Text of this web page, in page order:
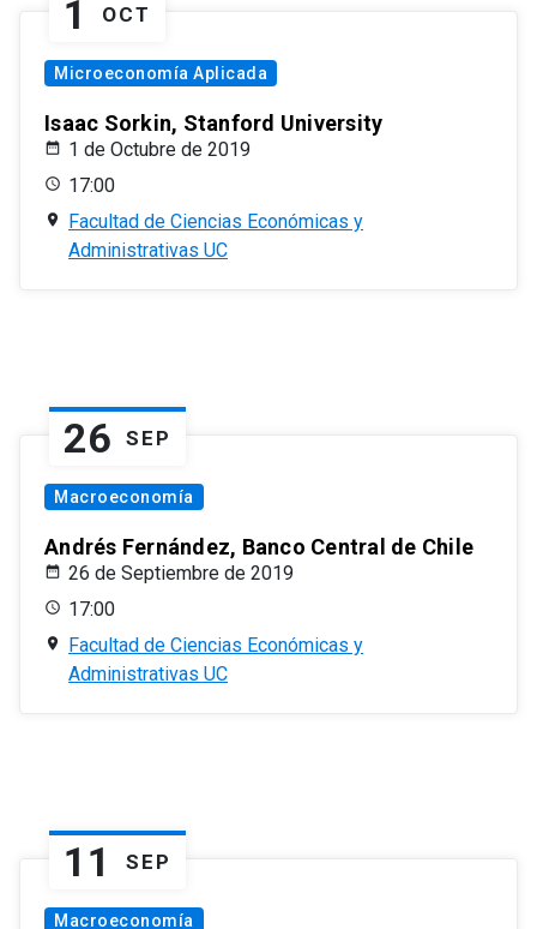
1 OCT
Microeconomía Aplicada
Isaac Sorkin, Stanford University
1 de Octubre de 2019
17:00
Facultad de Ciencias Económicas y
Administrativas UC
26 SEP
Macroeconomía
Andrés Fernández, Banco Central de Chile
26 de Septiembre de 2019
17:00
Facultad de Ciencias Económicas y
Administrativas UC
11 SEP
Macroeconomía